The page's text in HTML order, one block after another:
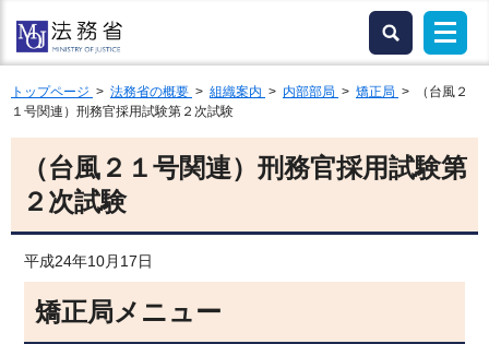
トップページ > 法務省の概要 > 組織案内 > 内部部局 > 矯正局 > （台風２
１号関連）刑務官採用試験第２次試験
（台風２１号関連）刑務官採用試験第
２次試験
平成24年10月17日
矯正局メニュー